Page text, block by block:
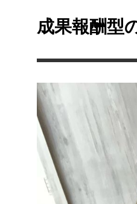
成果報酬型